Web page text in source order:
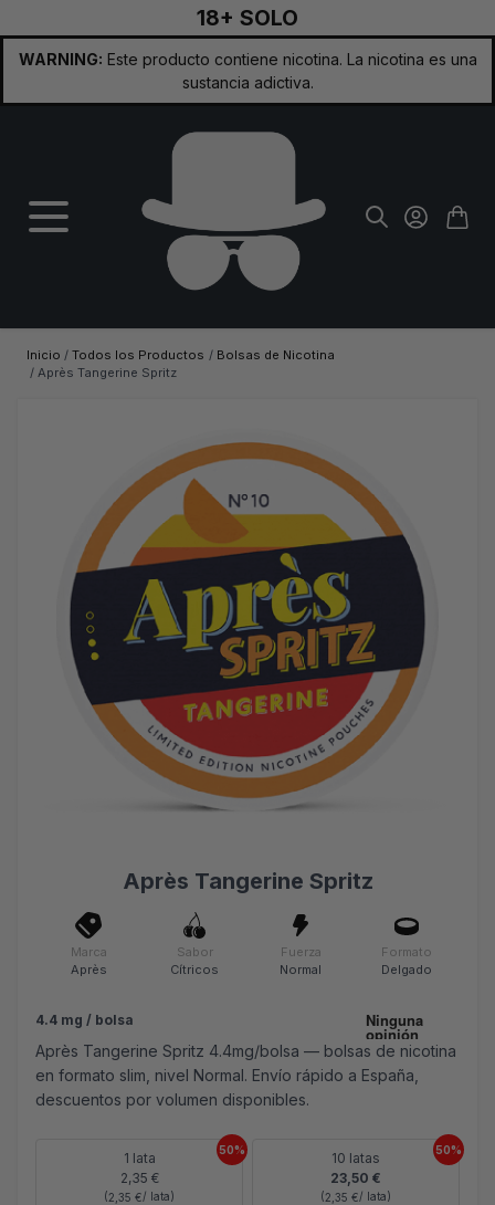
18+ SOLO
WARNING: Este producto contiene nicotina. La nicotina es una
sustancia adictiva.
Inicio / Todos los Productos / Bolsas de Nicotina
/ Après Tangerine Spritz
Après Tangerine Spritz
Marca
Après
Sabor
Cítricos
Fuerza
Normal
Formato
Delgado
4.4 mg / bolsa
Après Tangerine Spritz 4.4mg/bolsa — bolsas de nicotina
en formato slim, nivel Normal. Envío rápido a España,
descuentos por volumen disponibles.
1 lata
2,35 €
(2,35 €/ lata)
50%
10 latas
23,50 €
(2,35 €/ lata)
50%